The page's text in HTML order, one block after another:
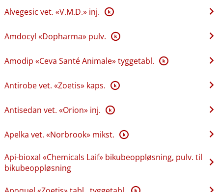
Alvegesic vet. «V.M.D.» inj. K
Amdocyl «Dopharma» pulv. K
Amodip «Ceva Santé Animale» tyggetabl. K
Antirobe vet. «Zoetis» kaps. K
Antisedan vet. «Orion» inj. K
Apelka vet. «Norbrook» mikst. K
Api-bioxal «Chemicals Laif» bikubeoppløsning, pulv. til
bikubeoppløsning